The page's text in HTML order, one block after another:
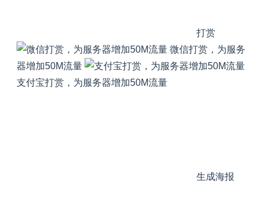
打赏
微信打赏，为服务
器增加50M流量
支付宝打赏，为服务器增加50M流量
生成海报